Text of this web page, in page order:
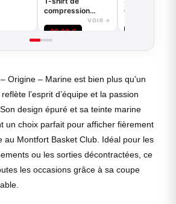
compression
basketball - Good
Game - Noir ou
Blanc
29,00€
VOIR →
compression
Origine – Marine est bien plus qu’un
l’esprit d’équipe et la passion
design épuré et sa teinte marine
un choix parfait pour afficher fièrement
au Montfort Basket Club. Idéal pour les
ou les sorties décontractées, ce
les occasions grâce à sa coupe